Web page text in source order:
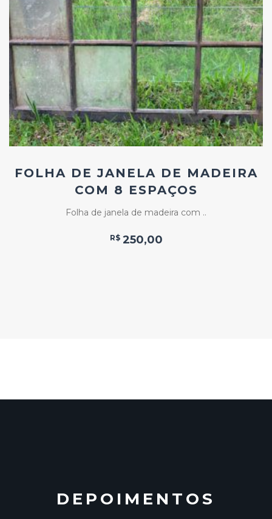
Add
ao
Favoritos
FOLHA DE JANELA DE MADEIRA
COM 8 ESPAÇOS
Folha de janela de madeira com ..
R$ 250,00
DEPOIMENTOS